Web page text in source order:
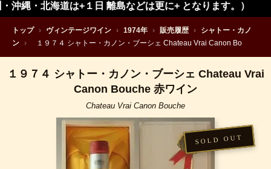
道は+１日 離島などは更に+ となります。）
トップ › ヴィンテージワイン › 1974年 › 販売履歴 ›
シャトー・カノ
ン › １９７４ シャトー・カノン・ブーシェ Chateau Vrai Canon Bo
１９７４ シャトー・カノン・ブーシェ Chateau Vrai
Canon Bouche 赤ワイン
Chateau Vrai Canon Bouche